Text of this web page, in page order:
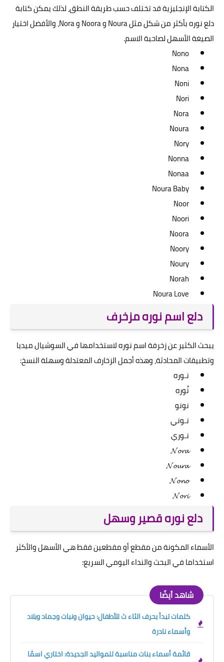
الكتابة الإنجليزية قد تختلف حسب طريقة النطق، لذلك يمكن كتابة
دلع نوره بأكثر من شكل مثل Noura و Noora و Nora، والأفضل اختيار
الصيغة الأسهل لصاحبة الاسم.
Nono
Nona
Noni
Nori
Nora
Noura
Nory
Nonna
Nonaa
Noura Baby
Noor
Noori
Noora
Noory
Noury
Norah
Noura Love
دلع اسم نوره مزخرف
يبحث الكثير عن زخرفة اسم نوره لاستخدامها في السوشيال ميديا
وتطبيقات المحادثة، وهذه أجمل الزخارف المعتدلة وسهلة النسخ:
نـوره
نُوره
نونو
نـوني
نـوري
𝓝𝓸𝓻𝓪
𝓝𝓸𝓾𝓻𝓪
𝓝𝓸𝓷𝓸
𝓝𝓸𝓻𝓲
دلع نوره قصير وسهل
الأسماء المكونة من مقطع أو مقطعين فقط هي الأسهل والأكثر
استخداما في البحث والنداء اليومي السريع:
شاهد أيضًا
كلمات تبدأ بحرف الثاء ث للأطفال: حيوان ونبات وجماد وبلاد
وأسماء نادرة
قائمة أسماء بنات مناسبة للمواليد الجديدة: اختاري اسمًا